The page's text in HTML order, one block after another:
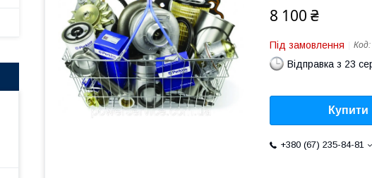
8 100 ₴
Під замовлення Код:
Відправка з 23
Купити
+380 (67) 235-84-81